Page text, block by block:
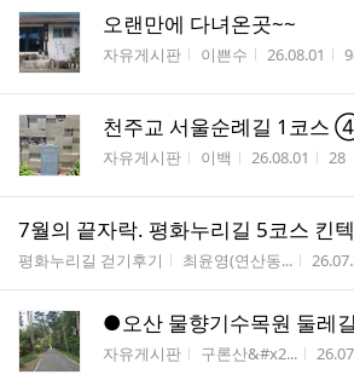
오랜만에 다녀온곳~~
게시판명
자유게시판 작성자
이쁜수 작성시간
26.08.01
천주교 서울순례길 1코스
게시판명
자유게시판 작성자
이백 작성시간
26.08.01 조
28
7월의 끝자락. 평화누리길 5코스 킨
게시판명
평화누리길 걷기후기 작성자
최윤영(연산동... 작성
●오산 물향기수목원 둘레
게시판명
자유게시판 작성자
구론산&#x2... 작성